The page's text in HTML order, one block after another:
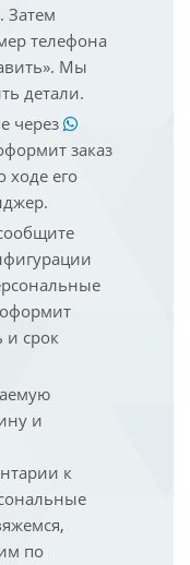
Затем
телефона
Мы
детали.
через
заказ
ходе его
и срок
и
к
по